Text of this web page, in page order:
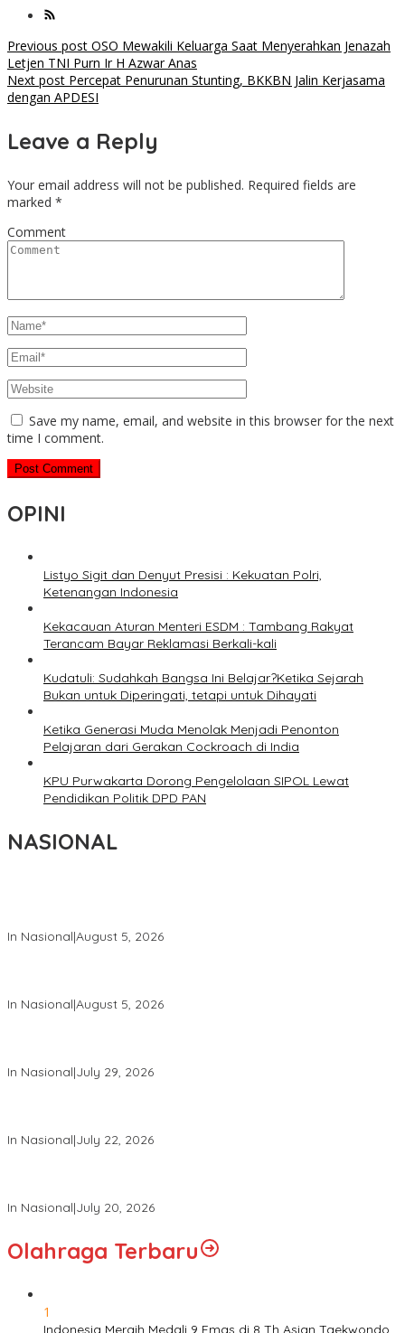
Post
navigation
Previous post OSO Mewakili Keluarga Saat Menyerahkan Jenazah
Letjen TNI Purn Ir H Azwar Anas
Next post Percepat Penurunan Stunting, BKKBN Jalin Kerjasama
dengan APDESI
Leave a Reply
Your email address will not be published. Required fields are
marked *
Comment
Save my name, email, and website in this browser for the next
time I comment.
OPINI
Listyo Sigit dan Denyut Presisi : Kekuatan Polri,
Ketenangan Indonesia
Kekacauan Aturan Menteri ESDM : Tambang Rakyat
Terancam Bayar Reklamasi Berkali-kali
Kudatuli: Sudahkah Bangsa Ini Belajar?Ketika Sejarah
Bukan untuk Diperingati, tetapi untuk Dihayati
Ketika Generasi Muda Menolak Menjadi Penonton
Pelajaran dari Gerakan Cockroach di India
KPU Purwakarta Dorong Pengelolaan SIPOL Lewat
Pendidikan Politik DPD PAN
NASIONAL
In Nasional|August 5, 2026
In Nasional|August 5, 2026
In Nasional|July 29, 2026
In Nasional|July 22, 2026
In Nasional|July 20, 2026
Olahraga Terbaru
1
Indonesia Meraih Medali 9 Emas di 8 Th Asian Taekwondo